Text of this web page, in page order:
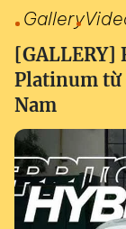
Gallery
Platinum từ
Nam